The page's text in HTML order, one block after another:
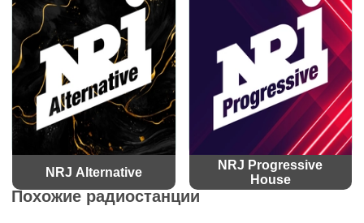
NRJ Alternative
NRJ Progressive
House
Похожие радиостанции